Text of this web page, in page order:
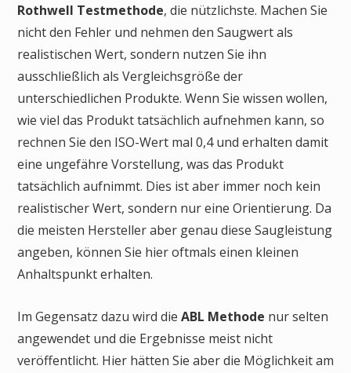
Rothwell Testmethode, die nützlichste. Machen Sie
nicht den Fehler und nehmen den Saugwert als
realistischen Wert, sondern nutzen Sie ihn
ausschließlich als Vergleichsgröße der
unterschiedlichen Produkte. Wenn Sie wissen wollen,
wie viel das Produkt tatsächlich aufnehmen kann, so
rechnen Sie den ISO-Wert mal 0,4 und erhalten damit
eine ungefähre Vorstellung, was das Produkt
tatsächlich aufnimmt. Dies ist aber immer noch kein
realistischer Wert, sondern nur eine Orientierung. Da
die meisten Hersteller aber genau diese Saugleistung
angeben, können Sie hier oftmals einen kleinen
Anhaltspunkt erhalten.
Im Gegensatz dazu wird die ABL Methode nur selten
angewendet und die Ergebnisse meist nicht
veröffentlicht. Hier hätten Sie aber die Möglichkeit am